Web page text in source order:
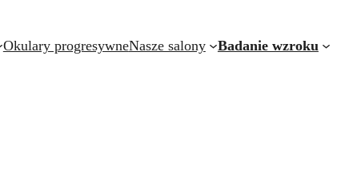
Okulary progresywneNasze salony Badanie wzroku